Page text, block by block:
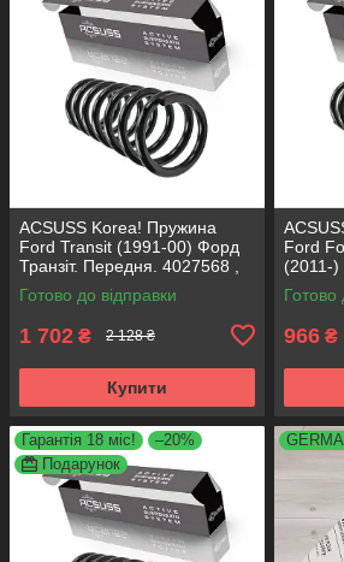
ACSUSS Korea! Пружина
Ford Transit (1991-00) Форд
Транзіт. Передня. 4027568 ,
RA1073 , 998140. Аксусс
Корея
Готово до відправки
1 702 ₴ 2 128 ₴
Купити
Ford
(2011-)
Готово
966 ₴
Гарантія 18 міс!
–20%
Подарунок